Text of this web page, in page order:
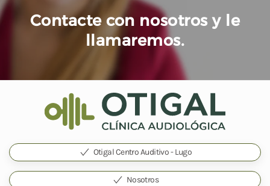
Contacte con nosotros y le
llamaremos.
Otigal Centro Auditivo - Lugo
Nosotros